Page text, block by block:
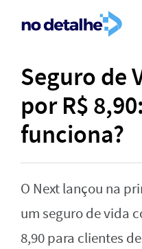
Seguro de
por R$
funciona?
O Next lançou na
um seguro de vida
8,90 para clientes